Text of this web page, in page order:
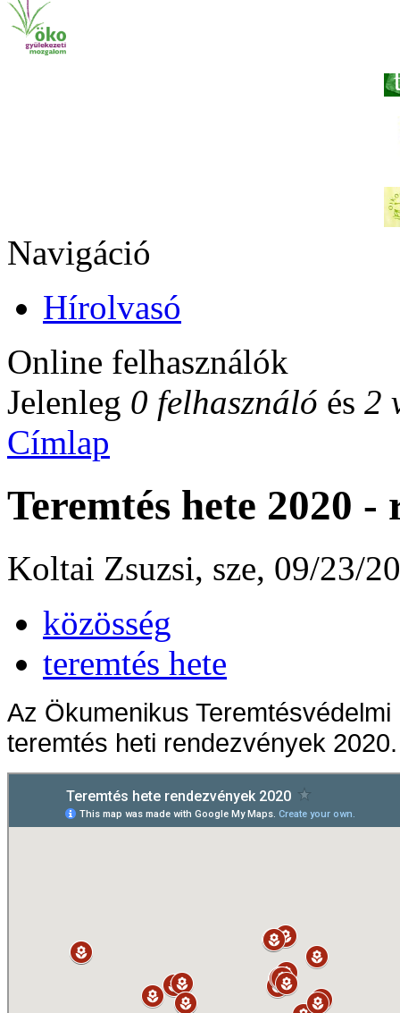
Navigáció
Hírolvasó
Online felhasználók
Jelenleg 0 felhasználó és 2
Címlap
Teremtés hete 2020 -
Koltai Zsuzsi, sze, 09/23/
közösség
teremtés hete
Az Ökumenikus
teremtés heti rendezvények